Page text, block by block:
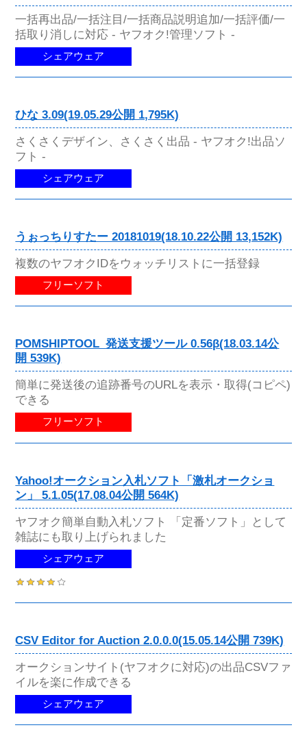
一括再出品/一括注目/一括商品説明追加/一括評価/一
括取り消しに対応 - ヤフオク!管理ソフト -
シェアウェア
ひな 3.09(19.05.29公開 1,795K)
さくさくデザイン、さくさく出品 - ヤフオク!出品ソ
フト -
シェアウェア
うぉっちりすたー 20181019(18.10.22公開 13,152K)
複数のヤフオクIDをウォッチリストに一括登録
フリーソフト
POMSHIPTOOL_発送支援ツール 0.56β(18.03.14公
開 539K)
簡単に発送後の追跡番号のURLを表示・取得(コピペ)
できる
フリーソフト
Yahoo!オークション入札ソフト「激札オークショ
ン」 5.1.05(17.08.04公開 564K)
ヤフオク簡単自動入札ソフト 「定番ソフト」として
雑誌にも取り上げられました
シェアウェア
CSV Editor for Auction 2.0.0.0(15.05.14公開 739K)
オークションサイト(ヤフオクに対応)の出品CSVファ
イルを楽に作成できる
シェアウェア